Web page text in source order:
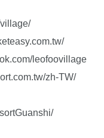
leofoovillage
zh-TW/